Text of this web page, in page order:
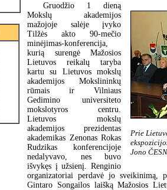
Prie
Jono
Gruodžio 1 dieną
Mokslų akademijos
mažojoje salėje įvyko
Tilžės akto 90-mečio
minėjimas-konferencija,
kurią surengė Mažosios
Lietuvos reikalų taryba
kartu su Lietuvos mokslų
akademijos Mokslininkų
rūmais ir Vilniaus
Gedimino universiteto
mokslotyros centru.
Lietuvos mokslų
akademijos prezidentas
akademikas Zenonas Rokas
Rudzikas konferencijoje
nedalyvavo, nes buvo
išvykęs į užsienį. Renginio
organizatoriai perdavė jo sveikinimą,
Gintaro Songailos laišką Mažosios